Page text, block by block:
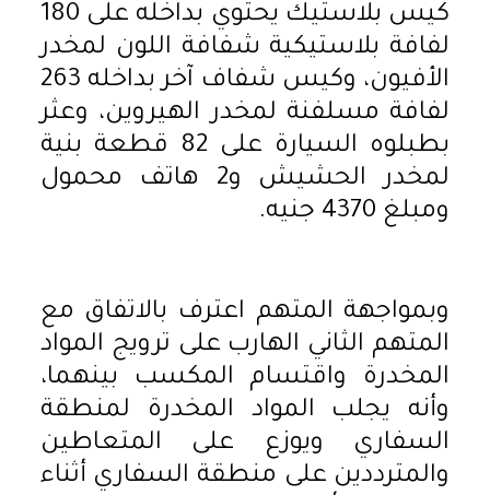
كيس بلاستيك يحتوي بداخله على 180
لفافة بلاستيكية شفافة اللون لمخدر
الأفيون، وكيس شفاف آخر بداخله 263
لفافة مسلفنة لمخدر الهيروين، وعثر
بطبلوه السيارة على 82 قطعة بنية
لمخدر الحشيش و2 هاتف محمول
ومبلغ 4370 جنيه.
وبمواجهة المتهم اعترف بالاتفاق مع
المتهم الثاني الهارب على ترويج المواد
المخدرة واقتسام المكسب بينهما،
وأنه يجلب المواد المخدرة لمنطقة
السفاري ويوزع على المتعاطين
والمترددين على منطقة السفاري أثناء